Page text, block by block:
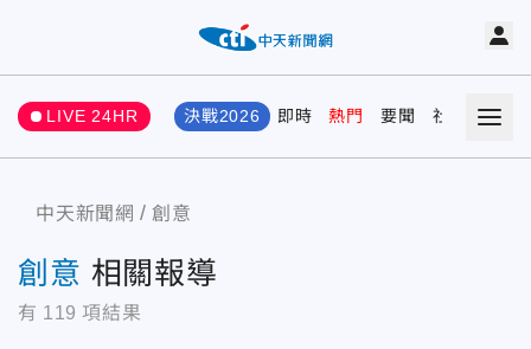
LIVE 24HR 決戰2026 即時 熱門 要聞 社會 娛樂
中天新聞網 創意
創意 相關報導
有 119 項結果